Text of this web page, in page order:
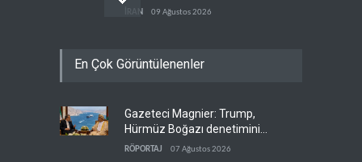
görüşme
İRAN 09 Ağustos 2026
güçlere büyük operasyon
Grönland’da izinsiz sondaj
hamlesi
En Çok Görüntülenenler
Gazeteci Magnier: Trump,
Hürmüz Boğazı denetimini
doğrudan İran ve Umman'a
RÖPORTAJ 07 Ağustos 2026